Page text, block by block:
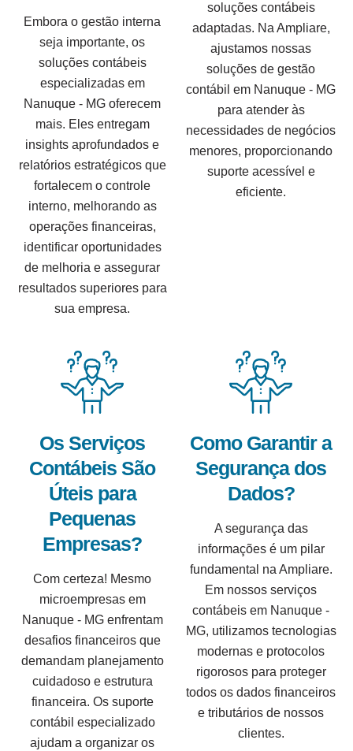
Embora o gestão interna
seja importante, os
soluções contábeis
especializadas em
Nanuque - MG oferecem
mais. Eles entregam
insights aprofundados e
relatórios estratégicos que
fortalecem o controle
interno, melhorando as
operações financeiras,
identificar oportunidades
de melhoria e assegurar
resultados superiores para
sua empresa.
soluções contábeis
adaptadas. Na Ampliare,
ajustamos nossas
soluções de gestão
contábil em Nanuque - MG
para atender às
necessidades de negócios
menores, proporcionando
suporte acessível e
eficiente.
Os Serviços
Contábeis São
Úteis para
Pequenas
Empresas?
Com certeza! Mesmo
microempresas em
Nanuque - MG enfrentam
desafios financeiros que
demandam planejamento
cuidadoso e estrutura
financeira. Os suporte
contábil especializado
ajudam a organizar os
Como Garantir a
Segurança dos
Dados?
A segurança das
informações é um pilar
fundamental na Ampliare.
Em nossos serviços
contábeis em Nanuque -
MG, utilizamos tecnologias
modernas e protocolos
rigorosos para proteger
todos os dados financeiros
e tributários de nossos
clientes.